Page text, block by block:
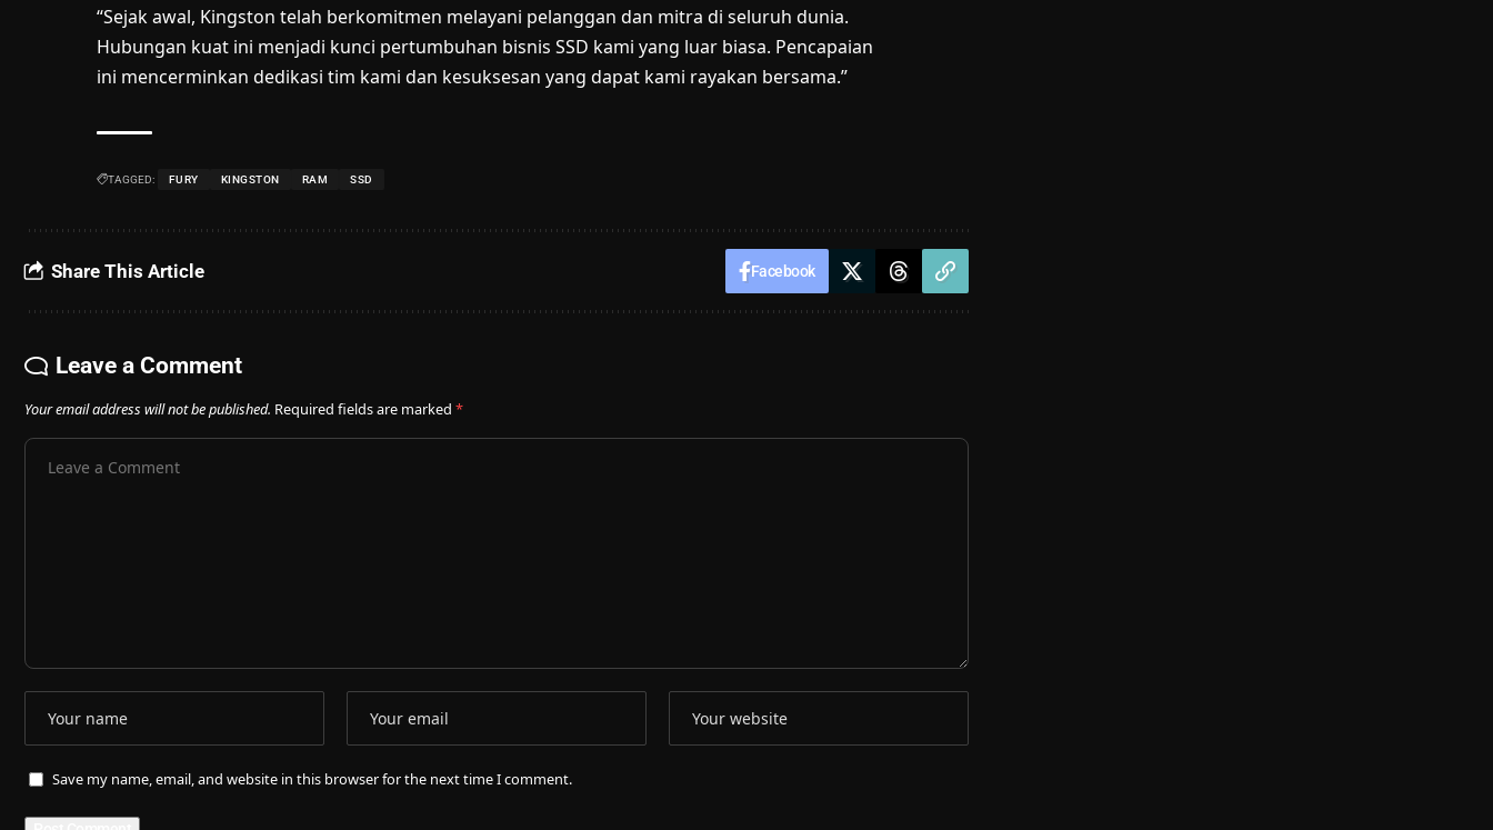
“Sejak awal, Kingston telah berkomitmen melayani pelanggan dan mitra di seluruh dunia.
Hubungan kuat ini menjadi kunci pertumbuhan bisnis SSD kami yang luar biasa. Pencapaian
ini mencerminkan dedikasi tim kami dan kesuksesan yang dapat kami rayakan bersama.”
TAGGED: FURY KINGSTON RAM SSD
Share This Article Facebook
Leave a Comment
Your email address will not be published. Required fields are marked *
Save my name, email, and website in this browser for the next time I comment.